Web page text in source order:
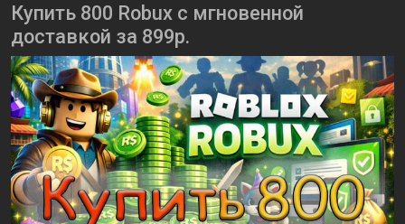
Купить 800 Robux с мгновенной
доставкой за 899р.